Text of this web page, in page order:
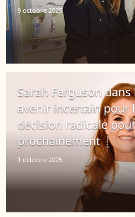
9 octobre 2025
Sarah Ferguson
avenir incertain pour
décision radicale
prochainement
1 octobre 2025